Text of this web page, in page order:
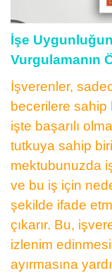
İşe
Vurgulamanın
İşverenler,
becerilere sahip
işte başarılı
tutkuya sahip
mektubunuzda
ve bu iş için
şekilde ifade
çıkarır. Bu,
izlenim
ayırmasına